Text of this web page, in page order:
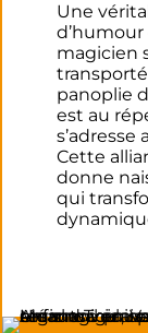
Une
d’humour
magicien
panoplie
est au
Cette
donne
qui